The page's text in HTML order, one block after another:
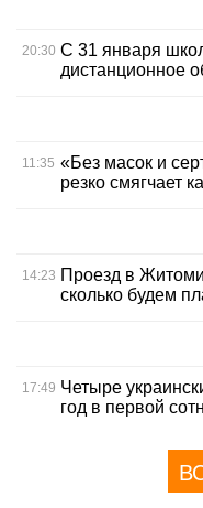
20:30 С 31 января
дистанционное
11:35 «Без масок и
резко смягчает
14:23 Проезд в
сколько будем
17:49 Четыре
год в первой